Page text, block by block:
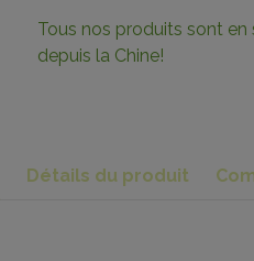
Tous nos produits sont
depuis la Chine!
Détails du produit